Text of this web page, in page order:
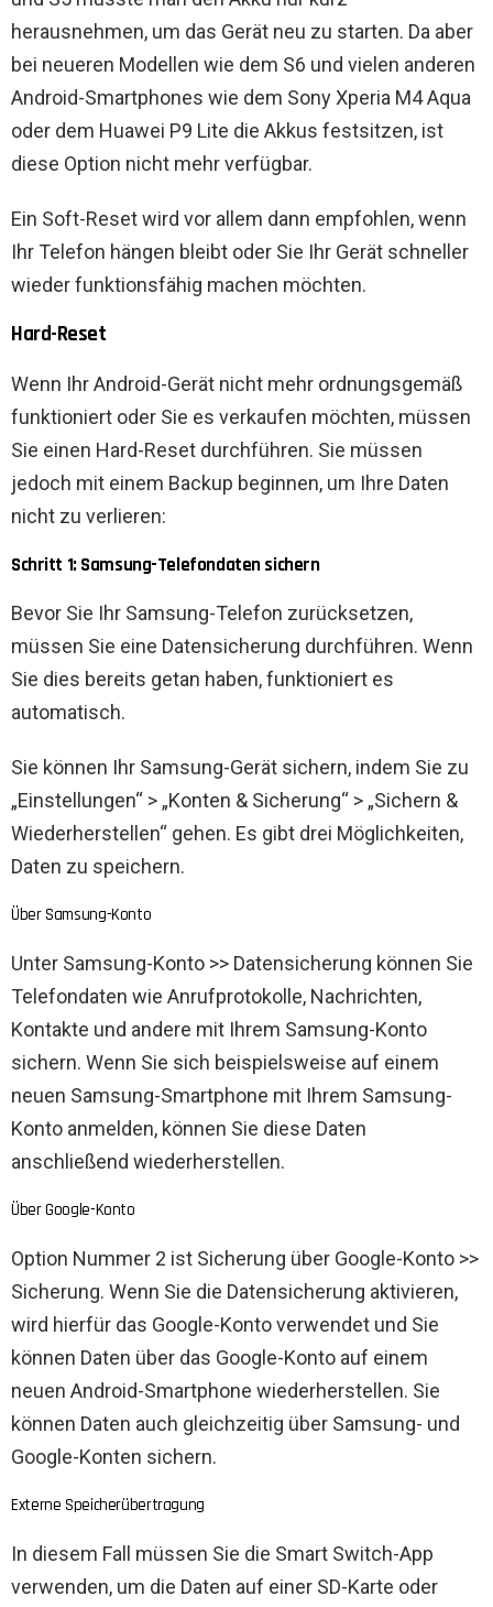
herausnehmen, um das Gerät neu zu starten. Da aber
bei neueren Modellen wie dem S6 und vielen anderen
Android-Smartphones wie dem Sony Xperia M4 Aqua
oder dem Huawei P9 Lite die Akkus festsitzen, ist
diese Option nicht mehr verfügbar.
Ein Soft-Reset wird vor allem dann empfohlen, wenn
Ihr Telefon hängen bleibt oder Sie Ihr Gerät schneller
wieder funktionsfähig machen möchten.
Hard-Reset
Wenn Ihr Android-Gerät nicht mehr ordnungsgemäß
funktioniert oder Sie es verkaufen möchten, müssen
Sie einen Hard-Reset durchführen. Sie müssen
jedoch mit einem Backup beginnen, um Ihre Daten
nicht zu verlieren:
Schritt 1: Samsung-Telefondaten sichern
Bevor Sie Ihr Samsung-Telefon zurücksetzen,
müssen Sie eine Datensicherung durchführen. Wenn
Sie dies bereits getan haben, funktioniert es
automatisch.
Sie können Ihr Samsung-Gerät sichern, indem Sie zu
„Einstellungen“ > „Konten & Sicherung“ > „Sichern &
Wiederherstellen“ gehen. Es gibt drei Möglichkeiten,
Daten zu speichern.
Über Samsung-Konto
Unter Samsung-Konto >> Datensicherung können Sie
Telefondaten wie Anrufprotokolle, Nachrichten,
Kontakte und andere mit Ihrem Samsung-Konto
sichern. Wenn Sie sich beispielsweise auf einem
neuen Samsung-Smartphone mit Ihrem Samsung-
Konto anmelden, können Sie diese Daten
anschließend wiederherstellen.
Über Google-Konto
Option Nummer 2 ist Sicherung über Google-Konto >>
Sicherung. Wenn Sie die Datensicherung aktivieren,
wird hierfür das Google-Konto verwendet und Sie
können Daten über das Google-Konto auf einem
neuen Android-Smartphone wiederherstellen. Sie
können Daten auch gleichzeitig über Samsung- und
Google-Konten sichern.
Externe Speicherübertragung
In diesem Fall müssen Sie die Smart Switch-App
verwenden, um die Daten auf einer SD-Karte oder